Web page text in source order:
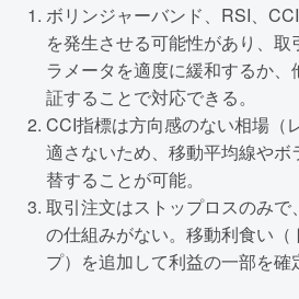
ボリンジャーバンド、RSI、
を発生させる可能性があり、
ラメータを適度に緩和するか
証することで対応できる。
CCI指標は方向感のない相場（
適さないため、移動平均線や
替することが可能。
取引注文はストップロスのみで
の仕組みがない。移動利食い（
プ）を追加して利益の一部を確